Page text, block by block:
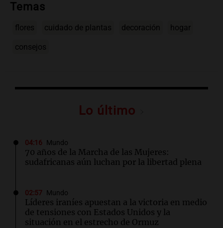
Temas
flores cuidado de plantas decoración hogar
consejos
Lo último
04:16 Mundo
70 años de la Marcha de las Mujeres:
sudafricanas aún luchan por la libertad plena
02:57 Mundo
Líderes iraníes apuestan a la victoria en medio
de tensiones con Estados Unidos y la
situación en el estrecho de Ormuz